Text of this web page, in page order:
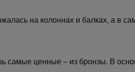
на колоннах и балках, а в
самые ценные – из бронзы. В